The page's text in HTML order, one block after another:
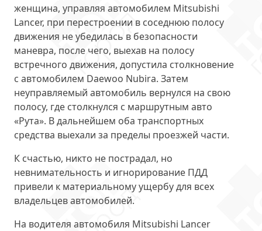
женщина, управляя автомобилем Mitsubishi
Lancer, при перестроении в соседнюю полосу
движения не убедилась в безопасности
маневра, после чего, выехав на полосу
встречного движения, допустила столкновение
с автомобилем Daewoo Nubira. Затем
неуправляемый автомобиль вернулся на свою
полосу, где столкнулся с маршрутным авто
«Рута». В дальнейшем оба транспортных
средства выехали за пределы проезжей части.
К счастью, никто не пострадал, но
невнимательность и игнорирование ПДД
привели к материальному ущербу для всех
владельцев автомобилей.
На водителя автомобиля Mitsubishi Lancer